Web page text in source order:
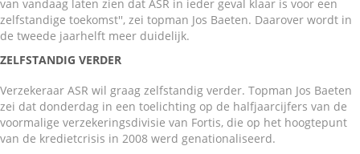
van vandaag laten zien dat ASR in ieder geval klaar is voor een
zelfstandige toekomst'', zei topman Jos Baeten. Daarover wordt in
de tweede jaarhelft meer duidelijk.
ZELFSTANDIG VERDER
Verzekeraar ASR wil graag zelfstandig verder. Topman Jos Baeten
zei dat donderdag in een toelichting op de halfjaarcijfers van de
voormalige verzekeringsdivisie van Fortis, die op het hoogtepunt
van de kredietcrisis in 2008 werd genationaliseerd.